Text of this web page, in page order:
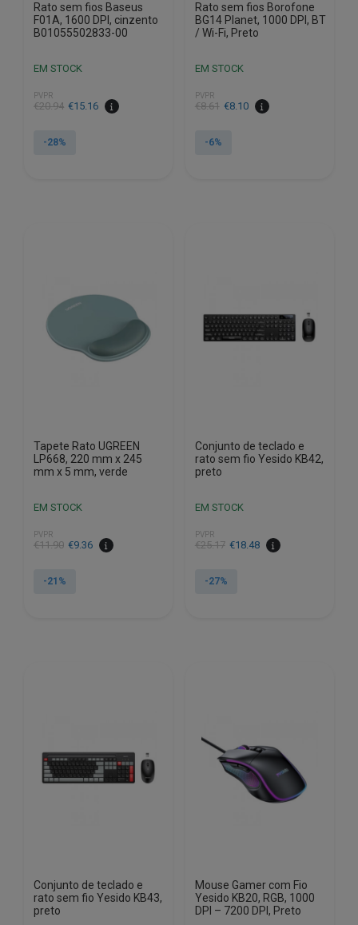
Rato sem fios Baseus
F01A, 1600 DPI, cinzento
B01055502833-00
EM STOCK
PVPR
€20.94
O
original
€15.16
O
atual
-28%
Rato sem fios Borofone
BG14 Planet, 1000 DPI, BT
/ Wi-Fi, Preto
EM STOCK
PVPR
€8.61
O
original
€8.10
O
atual
-6%
Tapete Rato UGREEN
LP668, 220 mm x 245
mm x 5 mm, verde
EM STOCK
PVPR
€11.90
O
original
€9.36
O
atual
-21%
Conjunto de teclado e
rato sem fio Yesido KB42,
preto
EM STOCK
PVPR
€25.17
O
original
€18.48
O
atual
-27%
Conjunto de teclado e
rato sem fio Yesido KB43,
preto
Mouse Gamer com Fio
Yesido KB20, RGB, 1000
DPI – 7200 DPI, Preto